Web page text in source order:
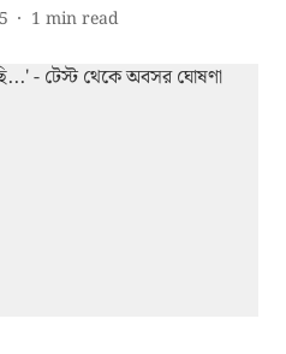
1 min read